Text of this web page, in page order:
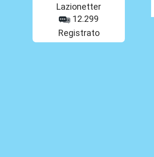
Lazionetter
12.299
Registrato